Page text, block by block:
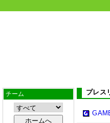
チーム プレス